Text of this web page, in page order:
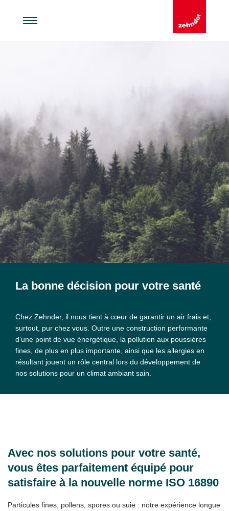
La bonne décision pour votre santé
Chez Zehnder, il nous tient à cœur de garantir un air frais et,
surtout, pur chez vous. Outre une construction performante
d’une point de vue énergétique, la pollution aux poussières
fines, de plus en plus importante, ainsi que les allergies en
résultant jouent un rôle central lors du développement de
nos solutions pour un climat ambiant sain.
Avec nos solutions pour votre santé,
vous êtes parfaitement équipé pour
satisfaire à la nouvelle norme ISO 16890
Particules fines, pollens, spores ou suie : notre expérience longue